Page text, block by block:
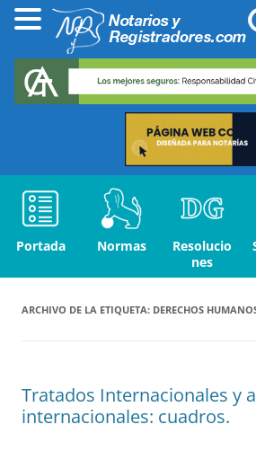
Portada Normas
Resolucio
nes
ARCHIVO DE LA ETIQUETA: DERECHOS
Tratados Internacionales y
internacionales: cuadros.